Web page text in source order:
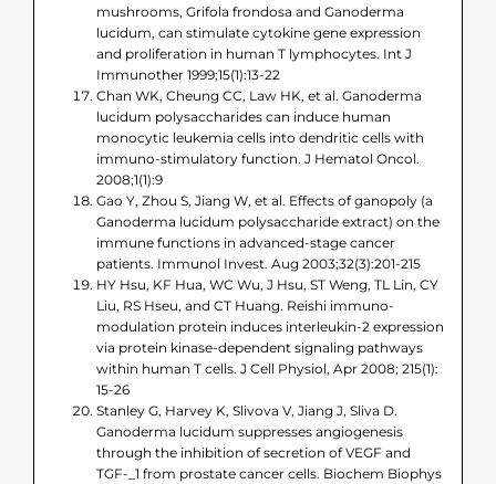
mushrooms, Grifola frondosa and Ganoderma
lucidum, can stimulate cytokine gene expression
and proliferation in human T lymphocytes. Int J
Immunother 1999;15(1):13-22
Chan WK, Cheung CC, Law HK, et al. Ganoderma
lucidum polysaccharides can induce human
monocytic leukemia cells into dendritic cells with
immuno-stimulatory function. J Hematol Oncol.
2008;1(1):9
Gao Y, Zhou S, Jiang W, et al. Effects of ganopoly (a
Ganoderma lucidum polysaccharide extract) on the
immune functions in advanced-stage cancer
patients. Immunol Invest. Aug 2003;32(3):201-215
HY Hsu, KF Hua, WC Wu, J Hsu, ST Weng, TL Lin, CY
Liu, RS Hseu, and CT Huang. Reishi immuno-
modulation protein induces interleukin-2 expression
via protein kinase-dependent signaling pathways
within human T cells. J Cell Physiol, Apr 2008; 215(1):
15-26
Stanley G, Harvey K, Slivova V, Jiang J, Sliva D.
Ganoderma lucidum suppresses angiogenesis
through the inhibition of secretion of VEGF and
TGF-_1 from prostate cancer cells. Biochem Biophys